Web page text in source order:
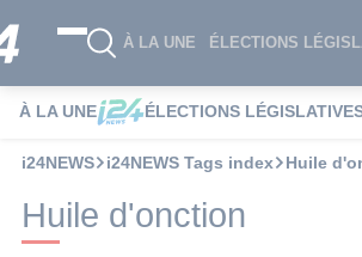
À LA UNE ÉLECTIONS
À LA UNE ÉLECTIONS
i24NEWS i24NEWS Tags index Huile
Huile d'onction